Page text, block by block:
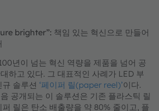
brighter”: 책임 있는 혁신으로 만들어
년이 넘는 혁신 역량을 제품을 넘어 공
하고 있다. 그 대표적인 사례가 LED 부
솔루션 ‘페이퍼 릴(paper reel)’이다.
공개되는 이 솔루션은 기존 플라스틱 릴
릴은 탄소 배출량을 약 80% 줄이고, 플